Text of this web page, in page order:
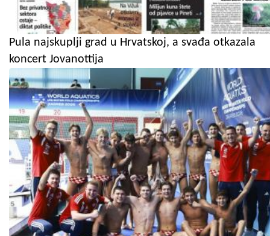
Pula najskuplji grad u Hrvatskoj, a svađa otkazala
koncert Jovanottija